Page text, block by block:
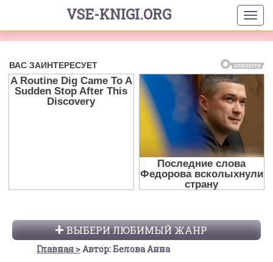
VSE-KNIGI.ORG
ВЫБЕРИ ЛЮБИМЫЙ ЖАНР
Главная Автор: Белова Анна